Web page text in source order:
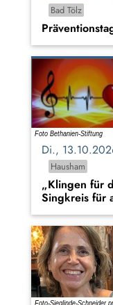
Bad Tölz
Di.,
Hausham
„Klingen für
Singkreis für